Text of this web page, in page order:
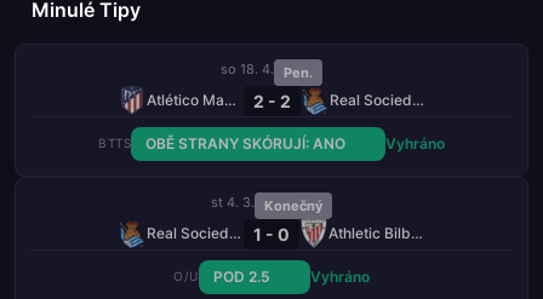
Minulé Tipy
so 18. 4. Pen.
Atlético Madrid 2 - 2 Real Sociedad
BTTS OBĚ STRANY SKÓRUJÍ: ANO Vyhráno
st 4. 3. Konečný
Real Sociedad 1 - 0 Athletic Bilbao
O/U POD 2.5 Vyhráno